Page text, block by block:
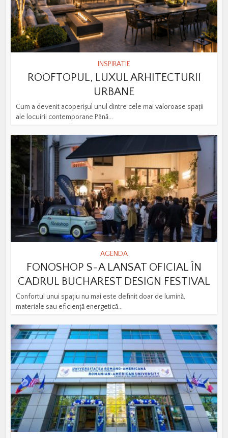
INSPIRATIE
ROOFTOPUL, LUXUL ARHITECTURII
URBANE
Cum a devenit acoperișul unul dintre cele mai valoroase spații
ale locuirii contemporane Până...
AGENDA
FONOSHOP S-A LANSAT OFICIAL ÎN
CADRUL BUCHAREST DESIGN FESTIVAL
Confortul unui spațiu nu mai este definit doar de lumină,
materiale sau eficiență energetică...